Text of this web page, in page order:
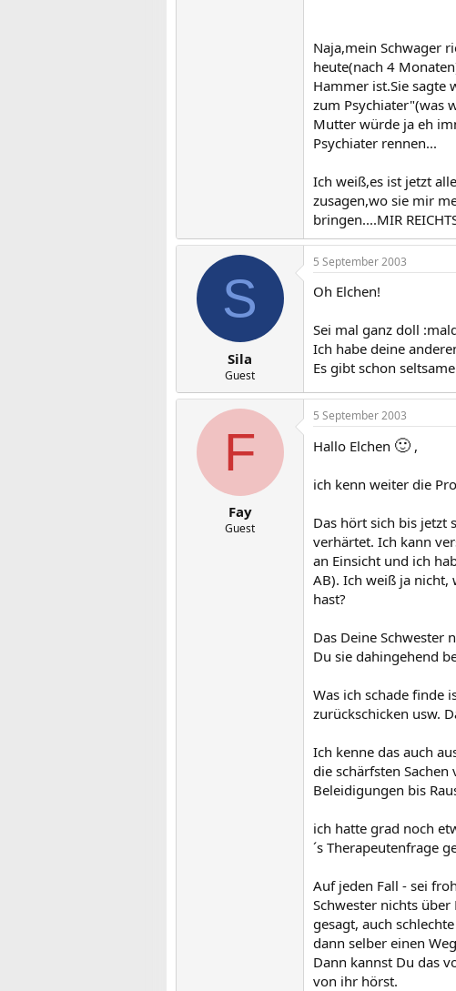
Naja,mein Schwager
heute(nach 4
Hammer ist.Sie
zum Psychiater"(was
Mutter würde ja eh
Psychiater rennen...
Ich weiß,es ist jetzt
zusagen,wo sie mir
bringen....MIR
S
Sila
Guest
5 September 2003
Oh Elchen!
Sei mal ganz doll
Ich habe deine
Es gibt schon
F
Fay
Guest
5 September 2003
Hallo Elchen 🙂 ,
ich kenn weiter die
Das hört sich bis jetzt
verhärtet. Ich kann
an Einsicht und ich
AB). Ich weiß ja nicht,
hast?
Das Deine Schwester
Du sie dahingehend
Was ich schade finde
zurückschicken usw.
Ich kenne das auch
die schärfsten
Beleidigungen bis
ich hatte grad noch
´s Therapeutenfrage
Auf jeden Fall - sei
Schwester nichts
gesagt, auch
dann selber einen
Dann kannst Du das
von ihr hörst.